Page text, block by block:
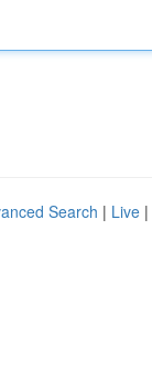
Search | Live |